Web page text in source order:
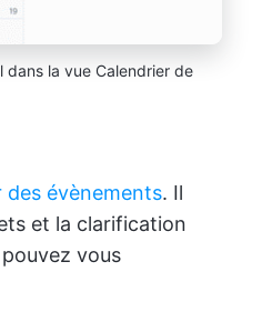
la vue Calendrier de
des évènements. Il
et la clarification
vous